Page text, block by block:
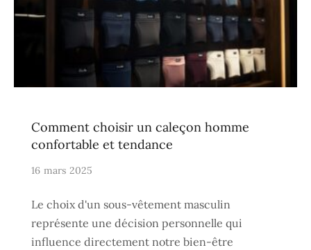
Comment choisir un caleçon homme
confortable et tendance
16 mars 2025
Le choix d'un sous-vêtement masculin
représente une décision personnelle qui
influence directement notre bien-être